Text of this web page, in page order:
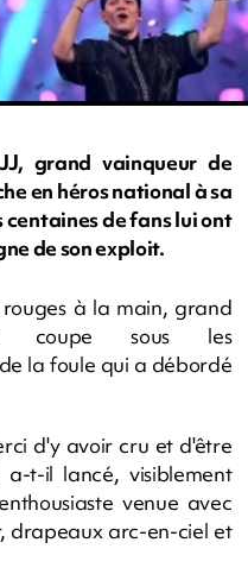
grand vainqueur de
en héros national à sa
centaines de fans lui ont
de son exploit.
à la main, grand
coupe sous les
la foule qui a débordé
d'y avoir cru et d'être
a-t-il lancé, visiblement
venue avec
drapeaux arc-en-ciel et